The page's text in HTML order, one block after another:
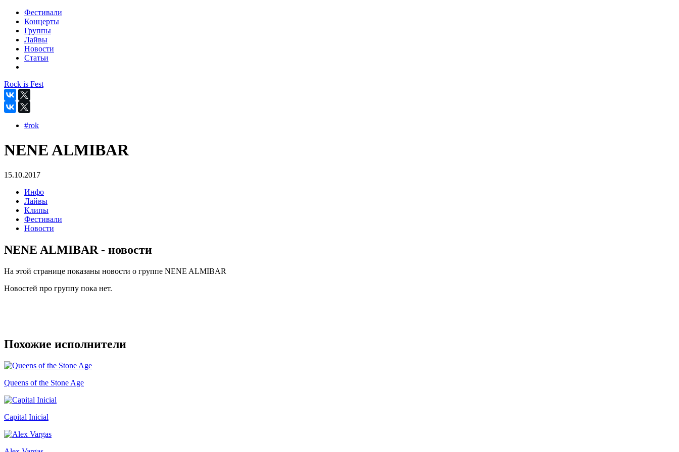
Фестивали
Концерты
Группы
Лайвы
Новости
Статьи
Rock is Fest
#rok
NENE ALMIBAR
15.10.2017
Инфо
Лайвы
Клипы
Фестивали
Новости
NENE ALMIBAR - новости
На этой странице показаны новости о группе NENE ALMIBAR
Новостей про группу пока нет.
Похожие исполнители
Queens of the Stone Age
Capital Inicial